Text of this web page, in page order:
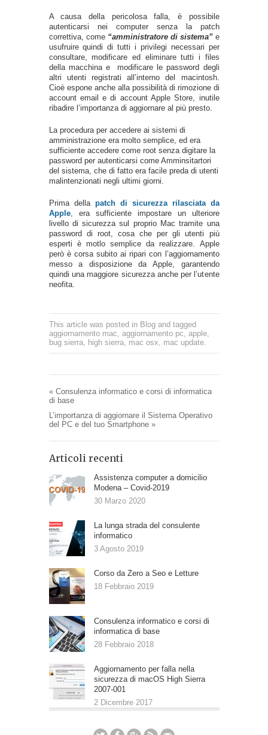
A causa della pericolosa falla, è possibile
autenticarsi nei computer senza la patch
correttiva, come “amministratore di sistema”e
usufruire quindi di tutti i privilegi necessari per
consultare, modificare ed eliminare tutti i files
della macchina e modificare le password degli
altri utenti registrati all’interno del macintosh.
Cioè espone anche alla possibilità di rimozione di
account email e di account Apple Store, inutile
ribadire l’importanza di aggiornare al più presto.
La procedura per accedere ai sistemi di
amministrazione era molto semplice, ed era
sufficiente accedere come root senza digitare la
password per autenticarsi come Amminsitartori
del sistema, che di fatto era facile preda di utenti
malintenzionati negli ultimi giorni.
Prima della patch di sicurezza rilasciata da
Apple, era sufficiente impostare un ulteriore
livello di sicurezza sul proprio Mac tramite una
password di root, cosa che per gli utenti più
esperti è motlo semplice da realizzare. Apple
però è corsa subito ai ripari con l’aggiornamento
messo a disposizione da Apple, garantendo
quindi una maggiore sicurezza anche per l’utente
neofita.
This article was posted in Blogand tagged
aggiornamento mac, aggiornamento pc, apple,
bug sierra, high sierra, mac osx, mac update.
«Consulenza informatico e corsi di informatica
di base
L’importanza di aggiornare il Sistema Operativo
del PC e del tuo Smartphone »
Articoli recenti
Assistenza computer a domicilio
Modena – Covid-2019
30 Marzo 2020
La lunga strada del consulente
informatico
3 Agosto 2019
Corso da Zero a Seo e Letture
18 Febbraio 2019
Consulenza informatico e corsi di
informatica di base
28 Febbraio 2018
Aggiornamento per falla nella
sicurezza di macOS High Sierra
2007-001
2 Dicembre 2017